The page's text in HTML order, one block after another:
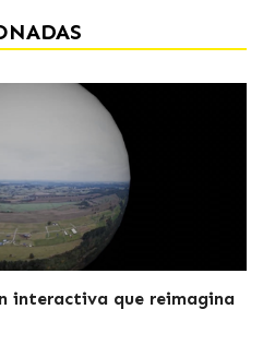
interactiva que reimagina